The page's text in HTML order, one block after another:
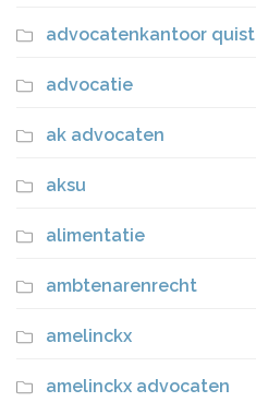
advocatenkantoor quist
advocatie
ak advocaten
aksu
alimentatie
ambtenarenrecht
amelinckx
amelinckx advocaten